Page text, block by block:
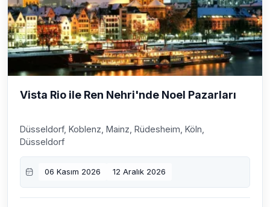
Vista Rio ile Ren Nehri'nde Noel Pazarları
Düsseldorf, Koblenz, Mainz, Rüdesheim, Köln,
Düsseldorf
06 Kasım 2026 12 Aralık 2026